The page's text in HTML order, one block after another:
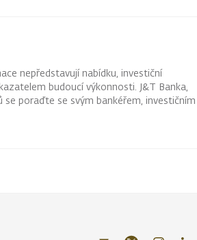
nepředstavují nabídku, investiční
budoucí výkonnosti. J&T Banka,
poraďte se svým bankéřem, investičním